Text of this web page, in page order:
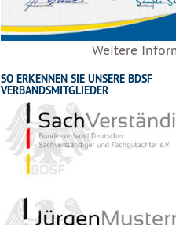
Weitere
SO ERKENNEN SIE UNSERE BDSF
VERBANDSMITGLIEDER